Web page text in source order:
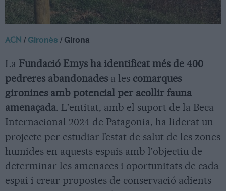
ACN /Gironès / Girona
La Fundació Emys ha identificat més de 400
pedreres abandonades a les comarques
gironines amb potencial per acollir fauna
amenaçada. L'entitat, amb el suport de la Beca
Internacional 2024 de Patagonia, ha liderat un
projecte per estudiar l’estat de salut de les zones
humides en aquests espais amb l'objectiu de
determinar les amenaces i oportunitats de cada
espai i crear propostes de conservació adients